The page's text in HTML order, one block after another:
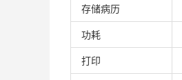
存储病历
功耗
打印